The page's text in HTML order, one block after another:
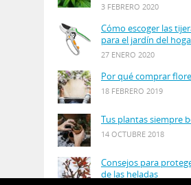
3 FEBRERO 2020
Cómo escoger las
para el jardín del
27 ENERO 2020
Por qué comprar
18 FEBRERO 2019
Tus plantas siempre
14 OCTUBRE 2018
Consejos para
de las heladas